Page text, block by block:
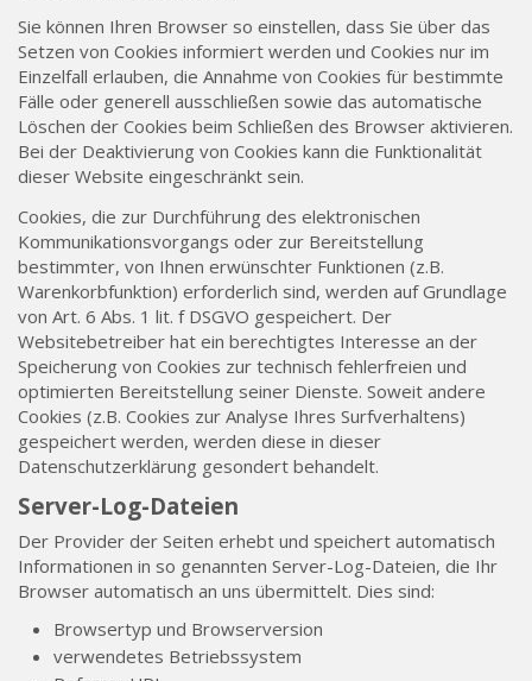
Sie können Ihren Browser so einstellen, dass Sie über das
Setzen von Cookies informiert werden und Cookies nur im
Einzelfall erlauben, die Annahme von Cookies für bestimmte
Fälle oder generell ausschließen sowie das automatische
Löschen der Cookies beim Schließen des Browser aktivieren.
Bei der Deaktivierung von Cookies kann die Funktionalität
dieser Website eingeschränkt sein.
Cookies, die zur Durchführung des elektronischen
Kommunikationsvorgangs oder zur Bereitstellung
bestimmter, von Ihnen erwünschter Funktionen (z.B.
Warenkorbfunktion) erforderlich sind, werden auf Grundlage
von Art. 6 Abs. 1 lit. f DSGVO gespeichert. Der
Websitebetreiber hat ein berechtigtes Interesse an der
Speicherung von Cookies zur technisch fehlerfreien und
optimierten Bereitstellung seiner Dienste. Soweit andere
Cookies (z.B. Cookies zur Analyse Ihres Surfverhaltens)
gespeichert werden, werden diese in dieser
Datenschutzerklärung gesondert behandelt.
Server-Log-Dateien
Der Provider der Seiten erhebt und speichert automatisch
Informationen in so genannten Server-Log-Dateien, die Ihr
Browser automatisch an uns übermittelt. Dies sind:
Browsertyp und Browserversion
verwendetes Betriebssystem